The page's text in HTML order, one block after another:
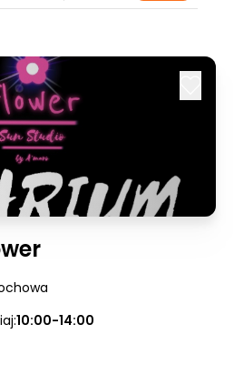
10:00-14:00